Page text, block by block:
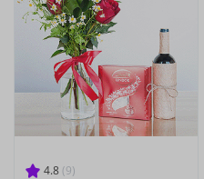
4.8 (9)